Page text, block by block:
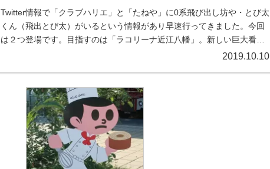
Twitter情報で「クラブハリエ」と「たねや」に0系飛び出し坊や・とび太
くん（飛出とび太）がいるという情報があり早速行ってきました。今回
は２つ登場です。目指すのは「ラコリーナ近江八幡」。新しい巨大看板
2019.10.10